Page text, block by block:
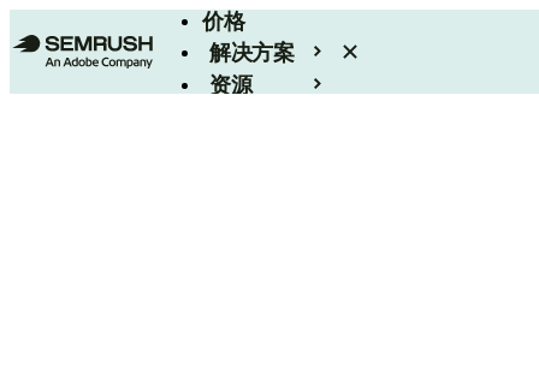
价格
解决方案
资源